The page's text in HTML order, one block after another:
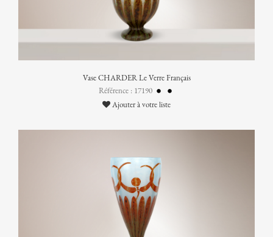
Vase CHARDER Le Verre Français
Référence : 17190
Ajouter à votre liste